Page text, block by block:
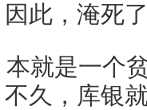
此，淹死
就是一个
久，库银